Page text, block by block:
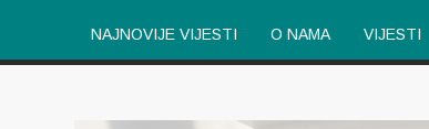
NAJNOVIJE VIJESTI O NAMA VIJESTI